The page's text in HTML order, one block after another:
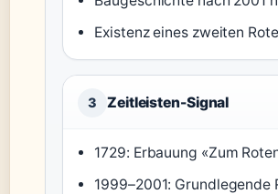
Existenz eines zweiten
3 Zeitleisten-Signal
1729: Erbauung «Zum
1999–2001: Grundlegende